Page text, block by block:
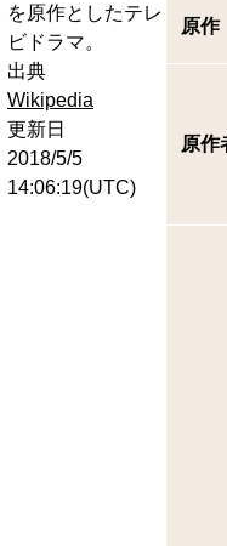
を原作としたテレ
ビドラマ。
出典
Wikipedia
更新日
2018/5/5
14:06:19(UTC)
原作
原作